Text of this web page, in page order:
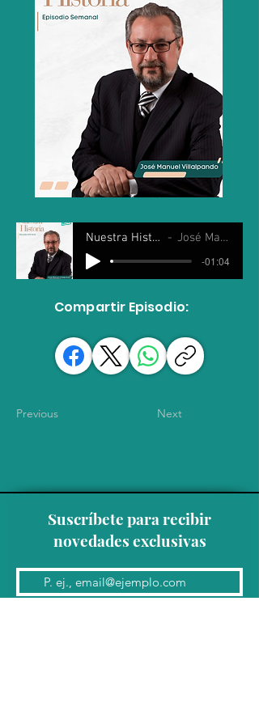
Nuestra Historia 29 Mayo 2024 José Manuel Villalpando
-01:04
Compartir Episodio:
Previous Next
Suscríbete para recibir
novedades exclusivas